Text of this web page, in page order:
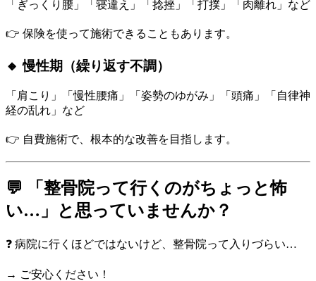
「ぎっくり腰」「寝違え」「捻挫」「打撲」「肉離れ」など
👉 保険を使って施術できることもあります。
🔸 慢性期（繰り返す不調）
「肩こり」「慢性腰痛」「姿勢のゆがみ」「頭痛」「自律神
経の乱れ」など
👉 自費施術で、根本的な改善を目指します。
💬 「整骨院って行くのがちょっと怖
い…」と思っていませんか？
❓ 病院に行くほどではないけど、整骨院って入りづらい…
→ ご安心ください！